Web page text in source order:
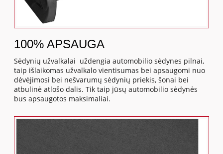
100% APSAUGA
Sėdynių užvalkalai uždengia automobilio sėdynes pilnai,
taip išlaikomas užvalkalo vientisumas bei apsaugomi nuo
dėvėjimosi bei nešvarumų sėdynių priekis, šonai bei
atbulinė atlošo dalis. Tik taip jūsų automobilio sėdynės
bus apsaugotos maksimaliai.